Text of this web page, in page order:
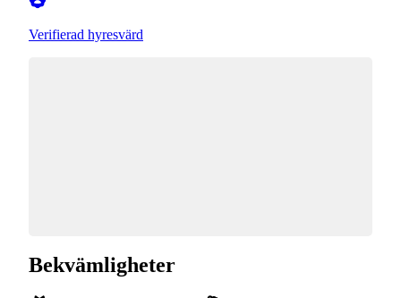
Verifierad hyresvärd
Bekvämligheter